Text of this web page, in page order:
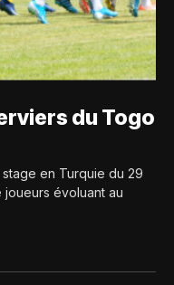
du Togo
en Turquie du 29
joueurs évoluant au